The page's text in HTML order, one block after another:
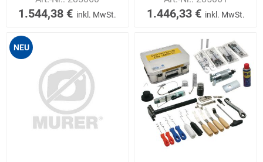
1.544,38 € inkl. MwSt. 1.446,33 € inkl. MwSt.
NEU